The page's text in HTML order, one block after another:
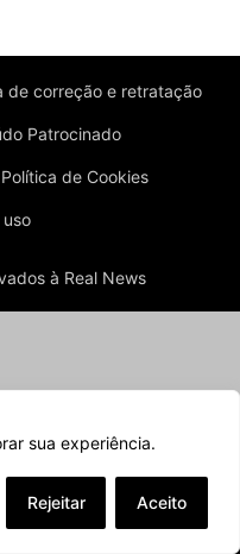
sua experiência.
Rejeitar Aceito
de correção e retratação
Patrocinado
Política de Cookies
à Real News